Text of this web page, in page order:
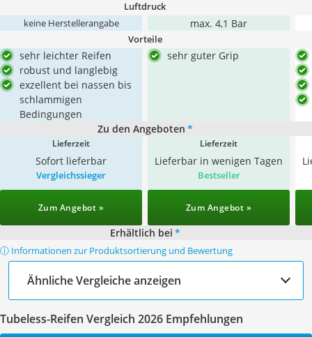
Luftdruck
keine Herstellerangabe max. 4,1 Bar
Vorteile
sehr leichter Reifen
robust und langlebig
exzellent bei nassen bis
schlammigen
Bedingungen
sehr guter Grip
Zu den Angeboten *
Lieferzeit
Sofort lieferbar
Lieferzeit
Lieferbar in wenigen Tagen
Vergleichssieger
Zum Angebot »
Bestseller
Zum Angebot »
Erhältlich bei *
ⓘ Informationen zur Produktsortierung und Bewertung
Ähnliche Vergleiche anzeigen
Tubeless-Reifen Vergleich 2026 Empfehlungen